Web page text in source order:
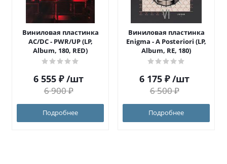
Виниловая пластинка
AC/DC - PWR/UP (LP,
Album, 180, RED)
6 555 ₽ /шт
6 900₽
Подробнее
Виниловая пластинка
Enigma - A Posteriori (LP,
Album, RE, 180)
6 175 ₽ /шт
6 500₽
Подробнее